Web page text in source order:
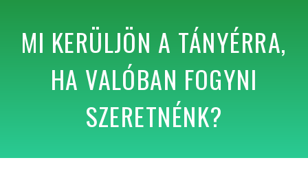
MI KERÜLJÖN A TÁNYÉRRA,
HA VALÓBAN FOGYNI
SZERETNÉNK?